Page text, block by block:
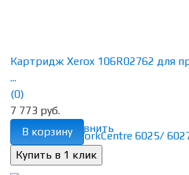
избранное сравнить
Картридж Xerox 106R02762 для
...
(0)
7 773 руб.
В корзину